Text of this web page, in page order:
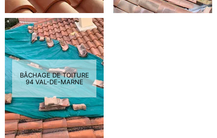
BÂCHAGE DE TOITURE
94 VAL-DE-MARNE